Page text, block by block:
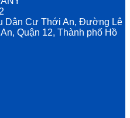
Dân Cư Thới An, Đường Lê
Quận 12, Thành phố Hồ